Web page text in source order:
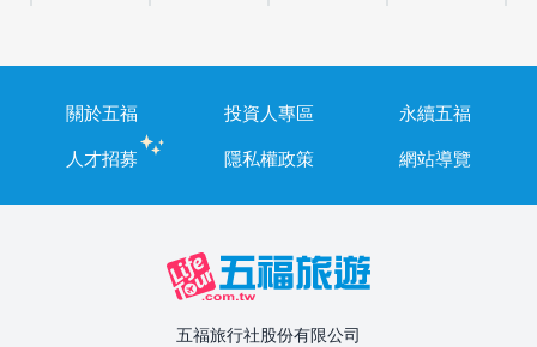
關於五福 投資人專區
永續五福
人才招募
隱私權政策 網站導覽
五福旅行社股份有限公司